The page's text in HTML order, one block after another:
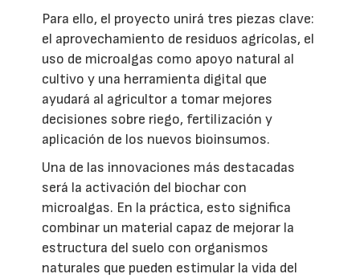
Para ello, el proyecto unirá tres piezas clave:
el aprovechamiento de residuos agrícolas, el
uso de microalgas como apoyo natural al
cultivo y una herramienta digital que
ayudará al agricultor a tomar mejores
decisiones sobre riego, fertilización y
aplicación de los nuevos bioinsumos.
Una de las innovaciones más destacadas
será la activación del biochar con
microalgas. En la práctica, esto significa
combinar un material capaz de mejorar la
estructura del suelo con organismos
naturales que pueden estimular la vida del